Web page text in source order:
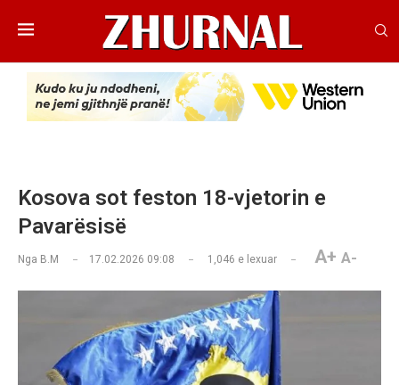
Kosova sot feston 18-vjetorin e
Pavarësisë
Nga B.M 17.02.2026 09:08 1,046 e lexuar A+ A-